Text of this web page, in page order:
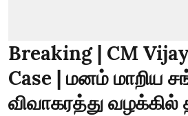
Breaking | CM
Case | மனம் மாறிய
விவாகரத்து வழக்கில்